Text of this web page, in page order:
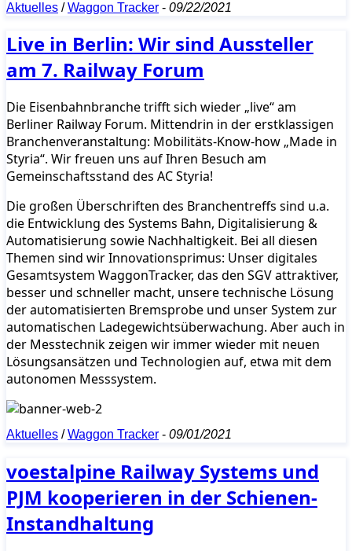
Aktuelles /Waggon Tracker - 09/22/2021
Live in Berlin: Wir sind Aussteller
am 7. Railway Forum
Die Eisenbahnbranche trifft sich wieder „live“ am
Berliner Railway Forum. Mittendrin in der erstklassigen
Branchenveranstaltung: Mobilitäts-Know-how „Made in
Styria“. Wir freuen uns auf Ihren Besuch am
Gemeinschaftsstand des AC Styria!
Die großen Überschriften des Branchentreffs sind u.a.
die Entwicklung des Systems Bahn, Digitalisierung &
Automatisierung sowie Nachhaltigkeit. Bei all diesen
Themen sind wir Innovationsprimus: Unser digitales
Gesamtsystem WaggonTracker, das den SGV attraktiver,
besser und schneller macht, unsere technische Lösung
der automatisierten Bremsprobe und unser System zur
automatischen Ladegewichtsüberwachung. Aber auch in
der Messtechnik zeigen wir immer wieder mit neuen
Lösungsansätzen und Technologien auf, etwa mit dem
autonomen Messsystem.
Aktuelles /Waggon Tracker - 09/01/2021
voestalpine Railway Systems und
PJM kooperieren in der Schienen-
Instandhaltung